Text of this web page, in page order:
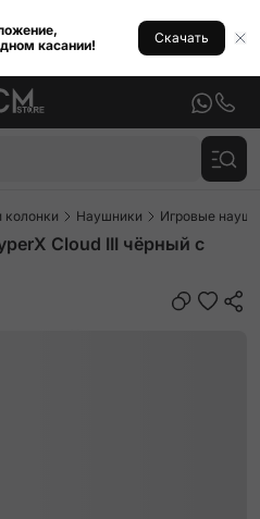
касании!
Скачать
Наушники Игровые
Cloud III чёрный с